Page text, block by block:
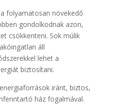
folyamatosan növekedő
gondolkodnak azon,
csökkenteni. Sok múlik
áll
lehet a
biztosítani.
iránt, biztos,
ház fogalmával.